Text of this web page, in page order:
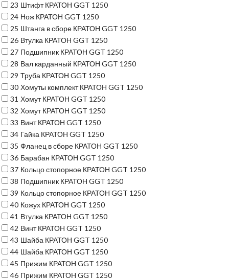
23 Штифт КРАТОН GGT 1250
24 Нож КРАТОН GGT 1250
25 Штанга в сборе КРАТОН GGT 1250
26 Втулка КРАТОН GGT 1250
27 Подшипник КРАТОН GGT 1250
28 Вал карданный КРАТОН GGT 1250
29 Труба КРАТОН GGT 1250
30 Хомуты комплект КРАТОН GGT 1250
31 Хомут КРАТОН GGT 1250
32 Хомут КРАТОН GGT 1250
33 Винт КРАТОН GGT 1250
34 Гайка КРАТОН GGT 1250
35 Фланец в сборе КРАТОН GGT 1250
36 Барабан КРАТОН GGT 1250
37 Кольцо стопорное КРАТОН GGT 1250
38 Подшипник КРАТОН GGT 1250
39 Кольцо стопорное КРАТОН GGT 1250
40 Кожух КРАТОН GGT 1250
41 Втулка КРАТОН GGT 1250
42 Винт КРАТОН GGT 1250
43 Шайба КРАТОН GGT 1250
44 Шайба КРАТОН GGT 1250
45 Прижим КРАТОН GGT 1250
46 Прижим КРАТОН GGT 1250